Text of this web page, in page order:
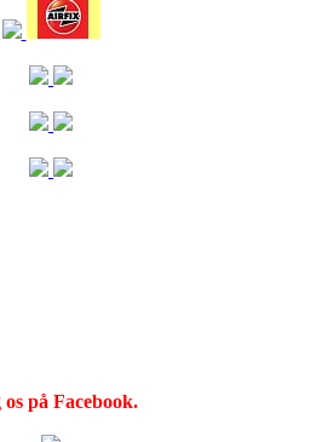
os på Facebook.